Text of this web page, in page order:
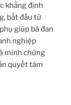
khẳng định
bắt đầu từ
giúp bà đan
nghiệp
minh chứng
quyết tâm